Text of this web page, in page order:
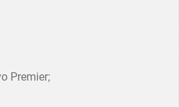
Premier;